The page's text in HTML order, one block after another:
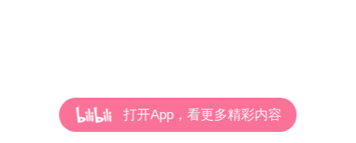
打开App，看更多精彩内容